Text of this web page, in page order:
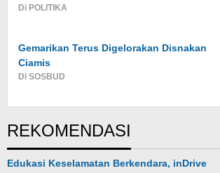
Di POLITIKA
Gemarikan Terus Digelorakan Disnakan
Ciamis
Di SOSBUD
REKOMENDASI
Edukasi Keselamatan Berkendara, inDrive